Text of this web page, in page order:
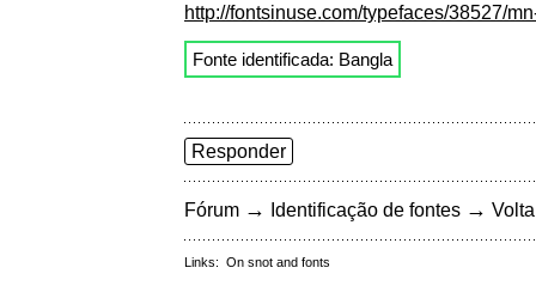
http://fontsinuse.com/typefaces/38527/
Fonte identificada: Bangla
Responder
Fórum → Identificação de fontes →
Links: On snot and fonts